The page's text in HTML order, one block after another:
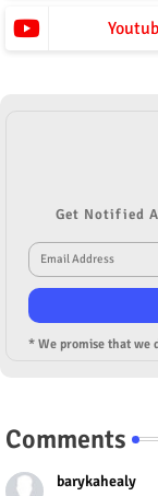
Get Notified
* We promise that we
Comments
barykahealy